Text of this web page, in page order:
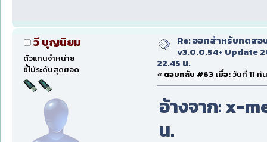
วี บุญนิยม
ตัวแทนจำหน่าย
ขี้โม้ระดับสุดยอด
Re: ออกสำหรับทดสอ
v3.0.0.54+ Update
22.45 น.
« ตอบกลับ #63 เมื่อ: วันที่ 11 กั
อ้างจาก: x-
น.